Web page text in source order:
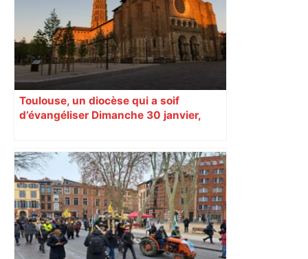
Toulouse, un diocèse qui a soif
d’évangéliser Dimanche 30 janvier,
Toulouse. À 68 ans, il prend la conduite
d’un diocèse marqué par la
prédominance d’une métropole en
pleine mutation.